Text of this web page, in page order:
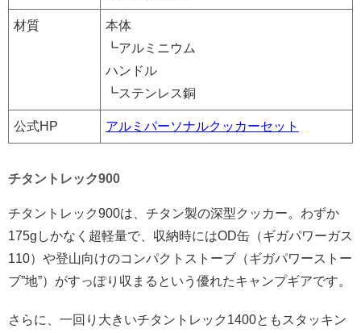
材質
本体
┗アルミニウム
ハンドル
┗ステンレス銅
公式HP アルミパーソナルクッカーセット
チタントレック900
チタントレック900は、チタン製の深型クッカー。わずか
175gしかなく超軽量で、収納時にはOD缶（ギガパワーガス
110）や登山向けのコンパクトストーブ（ギガパワーストー
ブ”地”）がすっぽり収まるという優れたキャンプギアです。
さらに、一回り大きいチタントレック1400ともスタッキン